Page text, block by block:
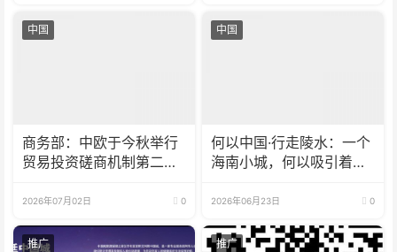
中国
商务部：中欧于今秋举行
贸易投资磋商机制第二次
2026年07月02日 0
中国
何以中国·行走陵水：一个
海南小城，何以吸引着世
2026年06月23日 0
推广 推广